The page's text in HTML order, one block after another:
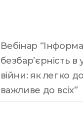
Вебінар
безбар’єрність в
війни: як легко
важливе до всіх”